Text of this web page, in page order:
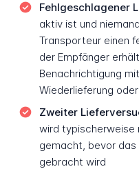
Fehlgeschlagener
aktiv ist und
Transporteur einen
der Empfänger
Benachrichtigung
Wiederlieferung
Zweiter
wird typischerweise
gemacht, bevor
gebracht wird